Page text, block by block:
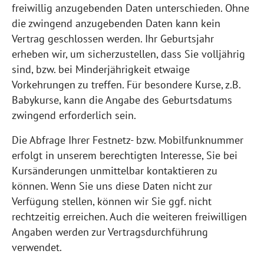
freiwillig anzugebenden Daten unterschieden. Ohne
die zwingend anzugebenden Daten kann kein
Vertrag geschlossen werden. Ihr Geburtsjahr
erheben wir, um sicherzustellen, dass Sie volljährig
sind, bzw. bei Minderjährigkeit etwaige
Vorkehrungen zu treffen. Für besondere Kurse, z.B.
Babykurse, kann die Angabe des Geburtsdatums
zwingend erforderlich sein.
Die Abfrage Ihrer Festnetz- bzw. Mobilfunknummer
erfolgt in unserem berechtigten Interesse, Sie bei
Kursänderungen unmittelbar kontaktieren zu
können. Wenn Sie uns diese Daten nicht zur
Verfügung stellen, können wir Sie ggf. nicht
rechtzeitig erreichen. Auch die weiteren freiwilligen
Angaben werden zur Vertragsdurchführung
verwendet.